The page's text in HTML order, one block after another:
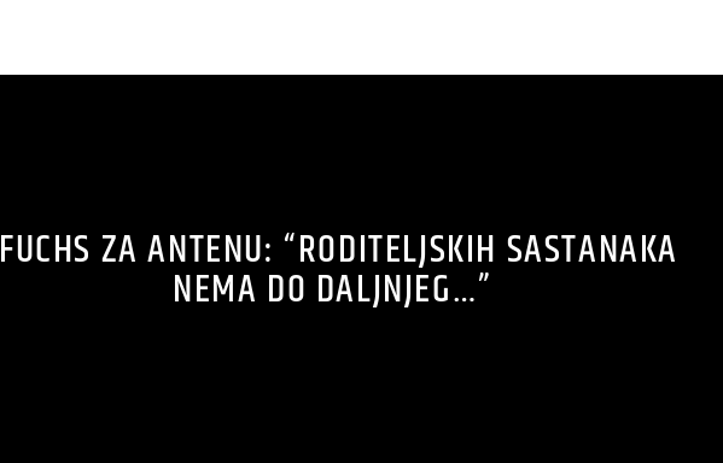
FUCHS ZA ANTENU: “RODITELJSKIH SASTANAKA
NEMA DO DALJNJEG…”